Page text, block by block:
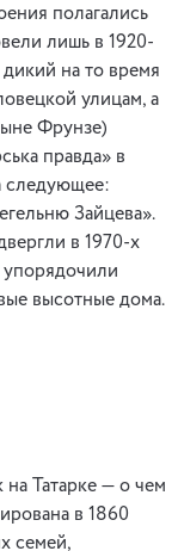
полагались
лишь в 1920-
на то время
улицам, а
Фрунзе)
правда» в
следующее:
Зайцева».
в 1970-х
упорядочили
высотные дома.
на Татарке — о чем
в 1860
семей,